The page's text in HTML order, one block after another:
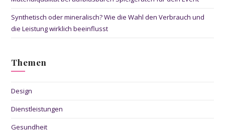
Synthetisch oder mineralisch? Wie die Wahl den Verbrauch und
die Leistung wirklich beeinflusst
Themen
Design
Dienstleistungen
Gesundheit